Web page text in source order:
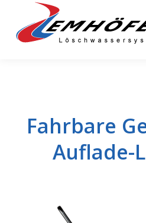
Fahrbare
Auflade-